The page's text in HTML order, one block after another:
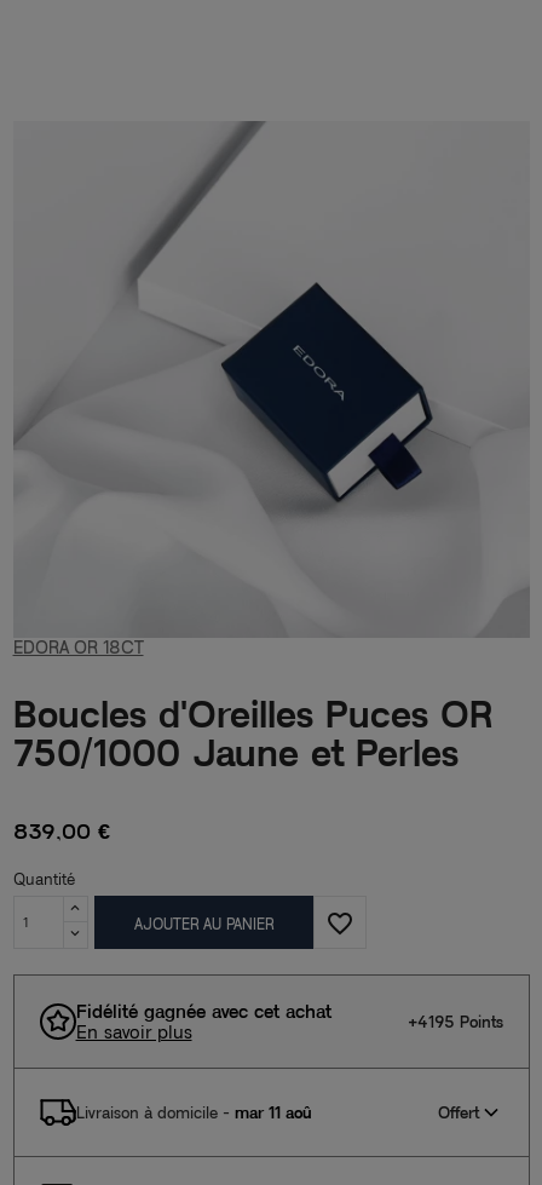
EDORA OR 18CT
Boucles d'Oreilles Puces OR
750/1000 Jaune et Perles
839,00 €
Quantité
AJOUTER AU PANIER favorite_border
Fidélité gagnée avec cet achat
En savoir plus
+4195 Points
Livraison à domicile- mar 11 aoû Offert